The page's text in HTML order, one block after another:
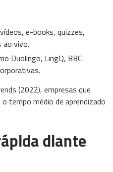
e-books, quizzes,
ao vivo.
Duolingo, LingQ, BBC
(2022), empresas que
tempo médio de aprendizado
diante